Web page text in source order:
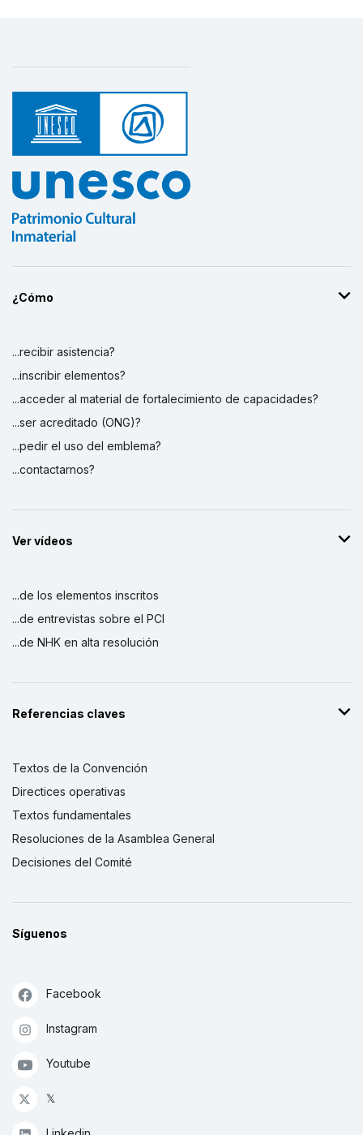
¿Cómo
...recibir asistencia?
...inscribir elementos?
...acceder al material de fortalecimiento de capacidades?
...ser acreditado (ONG)?
...pedir el uso del emblema?
...contactarnos?
Ver vídeos
...de los elementos inscritos
...de entrevistas sobre el PCI
...de NHK en alta resolución
Referencias claves
Textos de la Convención
Directices operativas
Textos fundamentales
Resoluciones de la Asamblea General
Decisiones del Comité
Síguenos
Facebook
Instagram
Youtube
𝕏